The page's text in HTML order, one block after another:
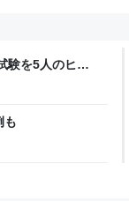
験を5人のヒロ
試験”で本格的
も